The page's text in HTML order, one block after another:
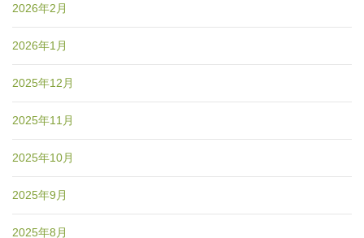
2026年2月
2026年1月
2025年12月
2025年11月
2025年10月
2025年9月
2025年8月